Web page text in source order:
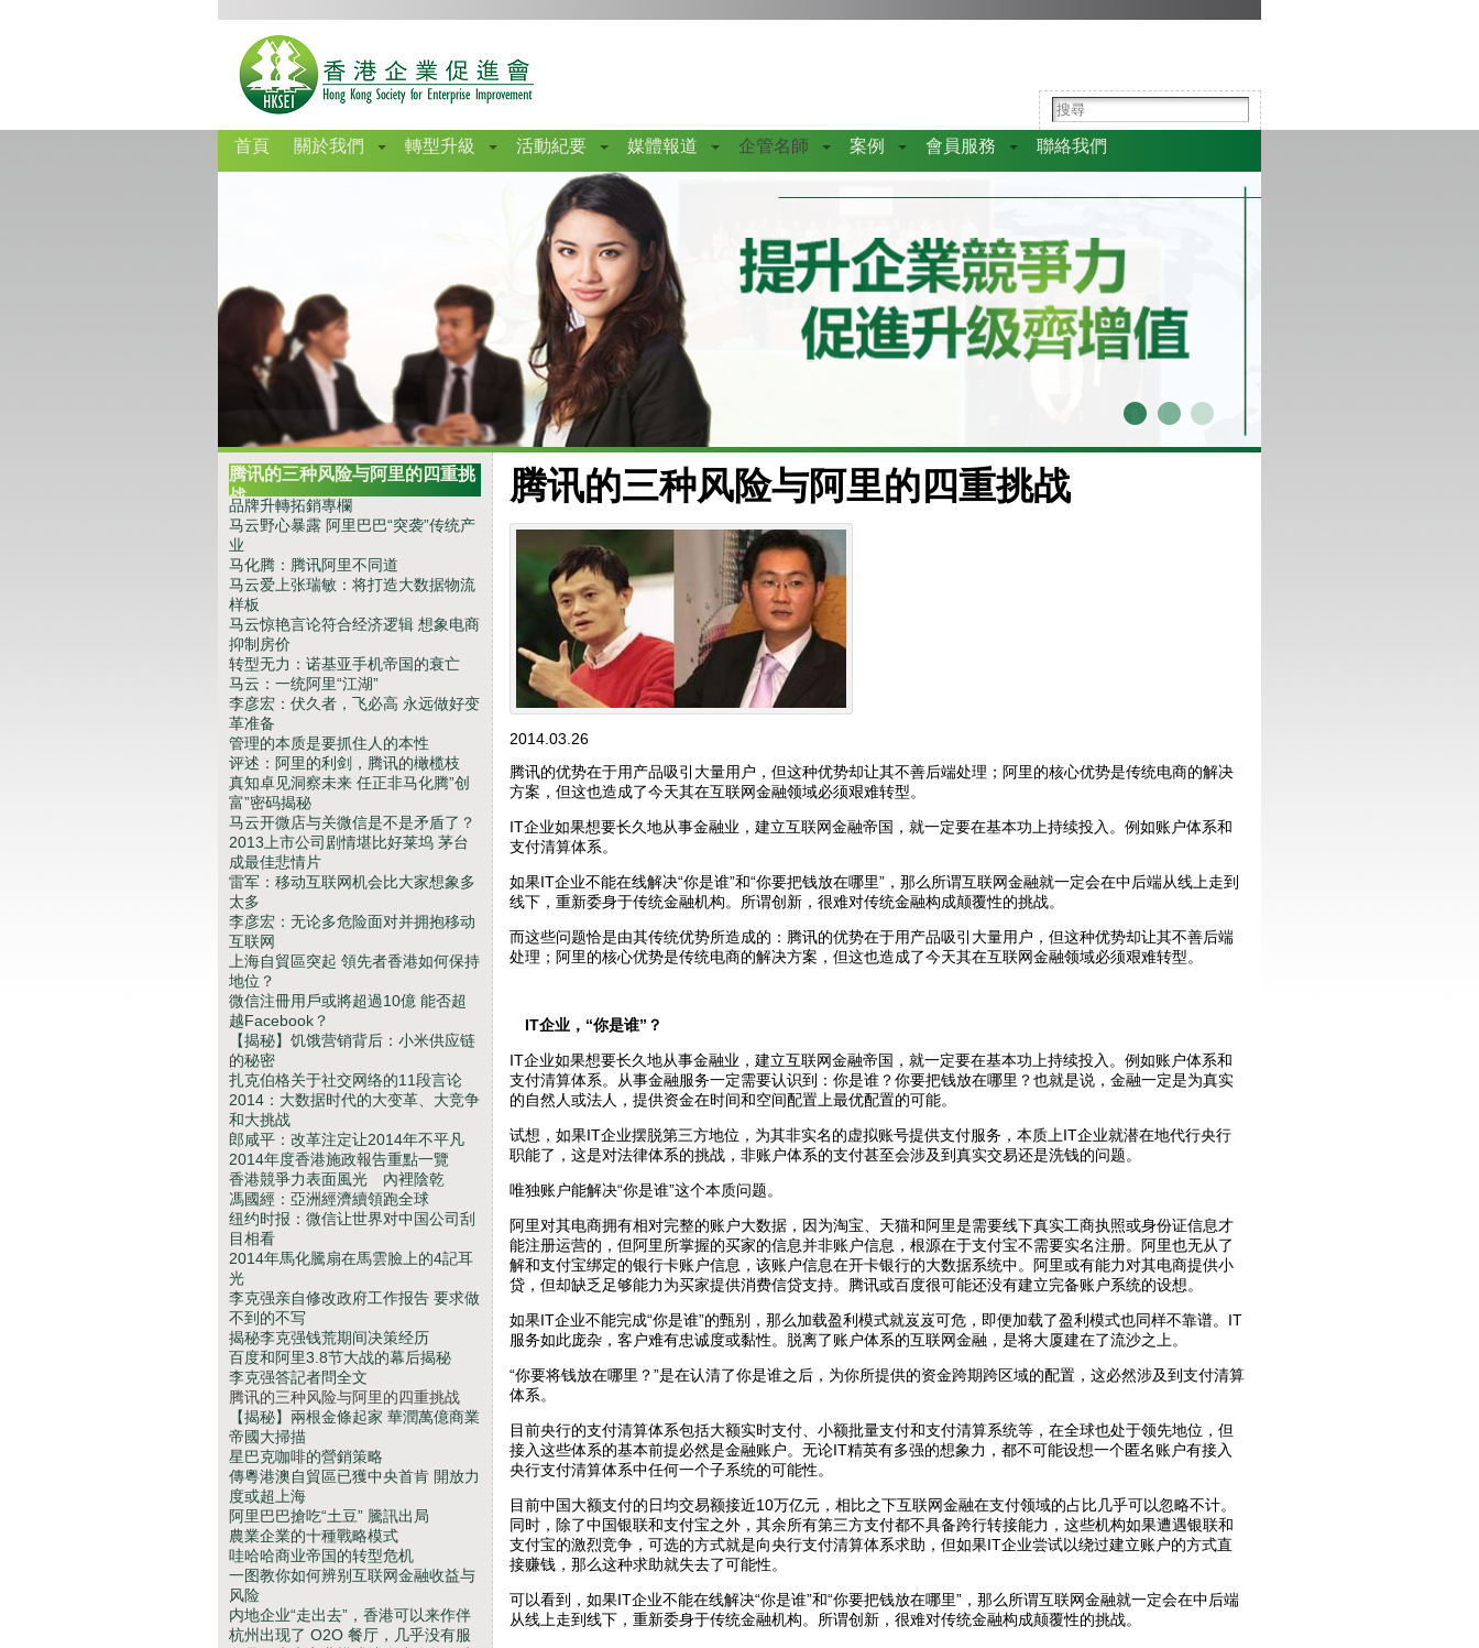
首頁 關於我們 轉型升級 活動紀要 媒體報道 企管名師 案例 會員服務 聯絡我們
腾讯的三种风险与阿里的四重挑
战
品牌升轉拓銷專欄
马云野心暴露 阿里巴巴“突袭”传统产
业
马化腾：腾讯阿里不同道
马云爱上张瑞敏：将打造大数据物流
样板
马云惊艳言论符合经济逻辑 想象电商
抑制房价
转型无力：诺基亚手机帝国的衰亡
马云：一统阿里“江湖”
李彦宏：伏久者，飞必高 永远做好变
革准备
管理的本质是要抓住人的本性
评述：阿里的利剑，腾讯的橄榄枝
真知卓见洞察未来 任正非马化腾”创
富”密码揭秘
马云开微店与关微信是不是矛盾了？
2013上市公司剧情堪比好莱坞 茅台
成最佳悲情片
雷军：移动互联网机会比大家想象多
太多
李彦宏：无论多危险面对并拥抱移动
互联网
上海自貿區突起 領先者香港如何保持
地位？
微信注冊用戶或將超過10億 能否超
越Facebook？
【揭秘】饥饿营销背后：小米供应链
的秘密
扎克伯格关于社交网络的11段言论
2014：大数据时代的大变革、大竞争
和大挑战
郎咸平：改革注定让2014年不平凡
2014年度香港施政報告重點一覽
香港競爭力表面風光 內裡陰乾
馮國經：亞洲經濟續領跑全球
纽约时报：微信让世界对中国公司刮
目相看
2014年馬化騰扇在馬雲臉上的4記耳
光
李克强亲自修改政府工作报告 要求做
不到的不写
揭秘李克强钱荒期间决策经历
百度和阿里3.8节大战的幕后揭秘
李克强答記者問全文
腾讯的三种风险与阿里的四重挑战
【揭秘】兩根金條起家 華潤萬億商業
帝國大掃描
星巴克咖啡的營銷策略
傳粵港澳自貿區已獲中央首肯 開放力
度或超上海
阿里巴巴搶吃“土豆” 騰訊出局
農業企業的十種戰略模式
哇哈哈商业帝国的转型危机
一图教你如何辨别互联网金融收益与
风险
内地企业“走出去”，香港可以来作伴
杭州出现了 O2O 餐厅，几乎没有服
腾讯的三种风险与阿里的四重挑战
2014.03.26
腾讯的优势在于用产品吸引大量用户，但这种优势却让其不善后端处理；阿里的核心优势是传统电商的解决
方案，但这也造成了今天其在互联网金融领域必须艰难转型。
IT企业如果想要长久地从事金融业，建立互联网金融帝国，就一定要在基本功上持续投入。例如账户体系和
支付清算体系。
如果IT企业不能在线解决“你是谁”和“你要把钱放在哪里”，那么所谓互联网金融就一定会在中后端从线上走到
线下，重新委身于传统金融机构。所谓创新，很难对传统金融构成颠覆性的挑战。
而这些问题恰是由其传统优势所造成的：腾讯的优势在于用产品吸引大量用户，但这种优势却让其不善后端
处理；阿里的核心优势是传统电商的解决方案，但这也造成了今天其在互联网金融领域必须艰难转型。
IT企业，“你是谁”？
IT企业如果想要长久地从事金融业，建立互联网金融帝国，就一定要在基本功上持续投入。例如账户体系和
支付清算体系。从事金融服务一定需要认识到：你是谁？你要把钱放在哪里？也就是说，金融一定是为真实
的自然人或法人，提供资金在时间和空间配置上最优配置的可能。
试想，如果IT企业摆脱第三方地位，为其非实名的虚拟账号提供支付服务，本质上IT企业就潜在地代行央行
职能了，这是对法律体系的挑战，非账户体系的支付甚至会涉及到真实交易还是洗钱的问题。
唯独账户能解决“你是谁”这个本质问题。
阿里对其电商拥有相对完整的账户大数据，因为淘宝、天猫和阿里是需要线下真实工商执照或身份证信息才
能注册运营的，但阿里所掌握的买家的信息并非账户信息，根源在于支付宝不需要实名注册。阿里也无从了
解和支付宝绑定的银行卡账户信息，该账户信息在开卡银行的大数据系统中。阿里或有能力对其电商提供小
贷，但却缺乏足够能力为买家提供消费信贷支持。腾讯或百度很可能还没有建立完备账户系统的设想。
如果IT企业不能完成“你是谁”的甄别，那么加载盈利模式就岌岌可危，即便加载了盈利模式也同样不靠谱。IT
服务如此庞杂，客户难有忠诚度或黏性。脱离了账户体系的互联网金融，是将大厦建在了流沙之上。
“你要将钱放在哪里？”是在认清了你是谁之后，为你所提供的资金跨期跨区域的配置，这必然涉及到支付清算
体系。
目前央行的支付清算体系包括大额实时支付、小额批量支付和支付清算系统等，在全球也处于领先地位，但
接入这些体系的基本前提必然是金融账户。无论IT精英有多强的想象力，都不可能设想一个匿名账户有接入
央行支付清算体系中任何一个子系统的可能性。
目前中国大额支付的日均交易额接近10万亿元，相比之下互联网金融在支付领域的占比几乎可以忽略不计。
同时，除了中国银联和支付宝之外，其余所有第三方支付都不具备跨行转接能力，这些机构如果遭遇银联和
支付宝的激烈竞争，可选的方式就是向央行支付清算体系求助，但如果IT企业尝试以绕过建立账户的方式直
接赚钱，那么这种求助就失去了可能性。
可以看到，如果IT企业不能在线解决“你是谁”和“你要把钱放在哪里”，那么所谓互联网金融就一定会在中后端
从线上走到线下，重新委身于传统金融机构。所谓创新，很难对传统金融构成颠覆性的挑战。